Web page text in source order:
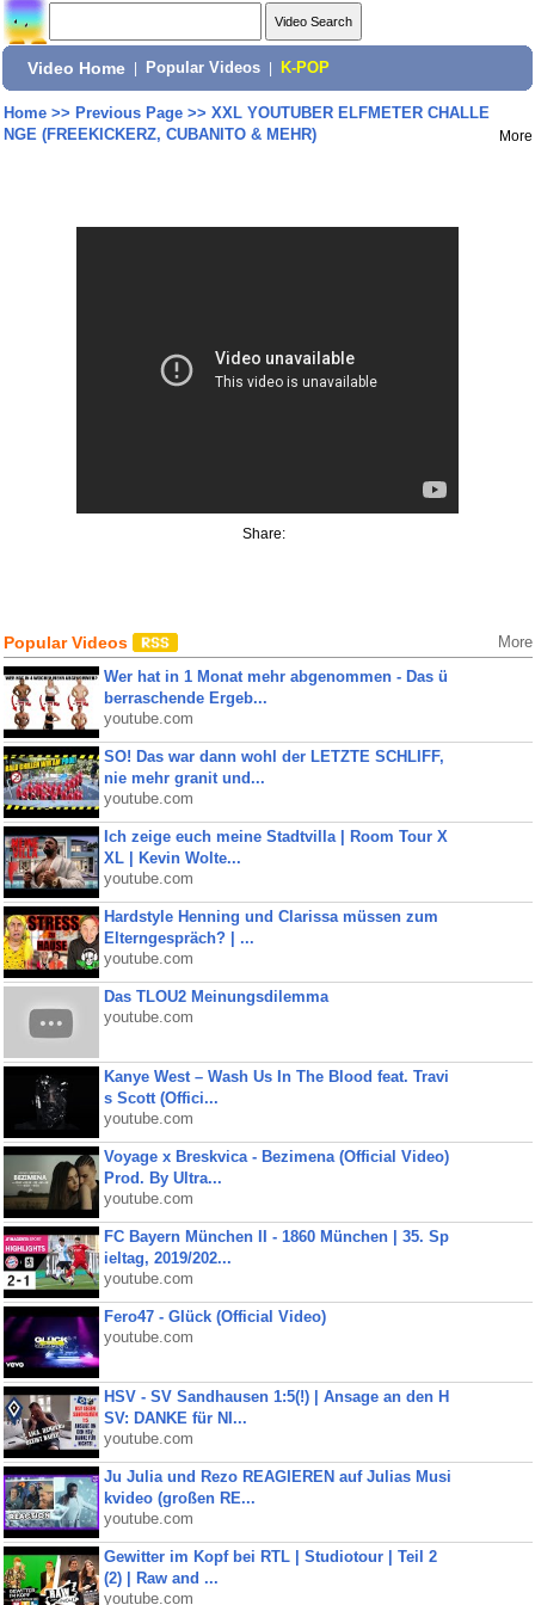
Video Home Popular Videos K-POP
Home>> Previous Page>> XXL YOUTUBER ELFMETER CHALLE
NGE (FREEKICKERZ, CUBANITO & MEHR)
More
Share:
Popular Videos More
Wer hat in 1 Monat mehr abgenommen - Das ü
berraschende Ergeb...
youtube.com
SO! Das war dann wohl der LETZTE SCHLIFF,
nie mehr granit und...
youtube.com
Ich zeige euch meine Stadtvilla | Room Tour X
XL | Kevin Wolte...
youtube.com
Hardstyle Henning und Clarissa müssen zum
Elterngespräch? | ...
youtube.com
Das TLOU2 Meinungsdilemma
youtube.com
Kanye West – Wash Us In The Blood feat. Travi
s Scott (Offici...
youtube.com
Voyage x Breskvica - Bezimena (Official Video)
Prod. By Ultra...
youtube.com
FC Bayern München II - 1860 München | 35. Sp
ieltag, 2019/202...
youtube.com
Fero47 - Glück (Official Video)
youtube.com
HSV - SV Sandhausen 1:5(!) | Ansage an den H
SV: DANKE für NI...
youtube.com
Ju Julia und Rezo REAGIEREN auf Julias Musi
kvideo (großen RE...
youtube.com
Gewitter im Kopf bei RTL | Studiotour | Teil 2
(2) | Raw and ...
youtube.com